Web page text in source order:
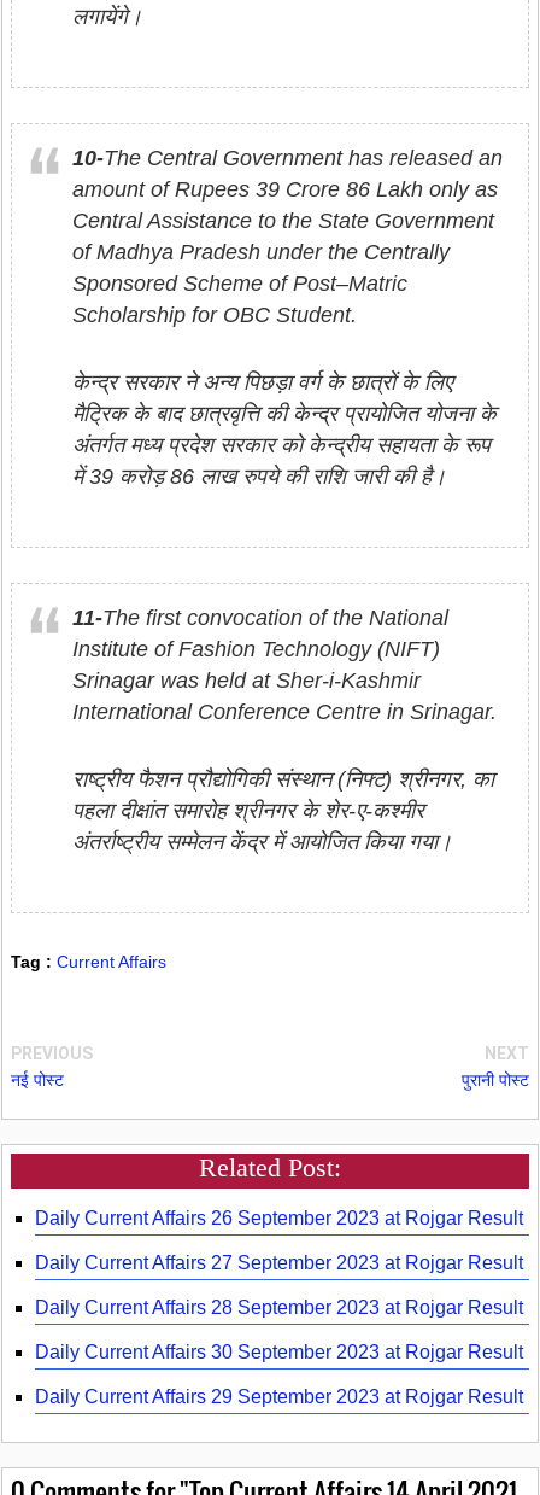
लगायेंगे।
10-The Central Government has released an
amount of Rupees 39 Crore 86 Lakh only as
Central Assistance to the State Government
of Madhya Pradesh under the Centrally
Sponsored Scheme of Post–Matric
Scholarship for OBC Student.
केन्‍द्र सरकार ने अन्य पिछड़ा वर्ग के छात्रों के लिए
मैट्रिक के बाद छात्रवृत्ति की केन्द्र प्रायोजित योजना के
अंतर्गत मध्य प्रदेश सरकार को केन्‍द्रीय सहायता के रूप
में 39 करोड़ 86 लाख रुपये की राशि जारी की है।
11-The first convocation of the National
Institute of Fashion Technology (NIFT)
Srinagar was held at Sher-i-Kashmir
International Conference Centre in Srinagar.
राष्ट्रीय फैशन प्रौद्योगिकी संस्थान (निफ्ट) श्रीनगर, का
पहला दीक्षांत समारोह श्रीनगर के शेर-ए-कश्मीर
अंतर्राष्ट्रीय सम्मेलन केंद्र में आयोजित किया गया।
Tag : Current Affairs
PREVIOUS
नई पोस्ट
NEXT
पुरानी पोस्ट
Related Post:
Daily Current Affairs 26 September 2023 at Rojgar Result
Daily Current Affairs 27 September 2023 at Rojgar Result
Daily Current Affairs 28 September 2023 at Rojgar Result
Daily Current Affairs 30 September 2023 at Rojgar Result
Daily Current Affairs 29 September 2023 at Rojgar Result